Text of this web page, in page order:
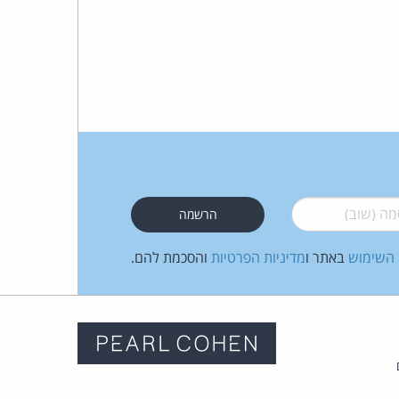
(שוב)*
השימוש באתר ומדיניות הפרטיות והסכמת להם.